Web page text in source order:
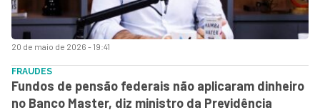
20 de maio de 2026 - 19:41
FRAUDES
Fundos de pensão federais não aplicaram dinheiro
no Banco Master, diz ministro da Previdência